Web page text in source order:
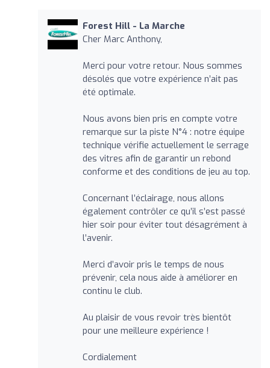
Forest Hill - La Marche
Cher Marc Anthony,
Merci pour votre retour. Nous sommes
désolés que votre expérience n’ait pas
été optimale.
Nous avons bien pris en compte votre
remarque sur la piste N°4 : notre équipe
technique vérifie actuellement le serrage
des vitres afin de garantir un rebond
conforme et des conditions de jeu au top.
Concernant l’éclairage, nous allons
également contrôler ce qu’il s’est passé
hier soir pour éviter tout désagrément à
l’avenir.
Merci d’avoir pris le temps de nous
prévenir, cela nous aide à améliorer en
continu le club.
Au plaisir de vous revoir très bientôt
pour une meilleure expérience !
Cordialement